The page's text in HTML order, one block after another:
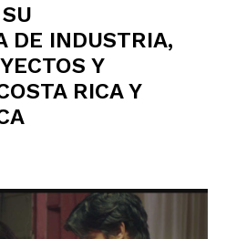
DE INDUSTRIA,
Y
RICA Y